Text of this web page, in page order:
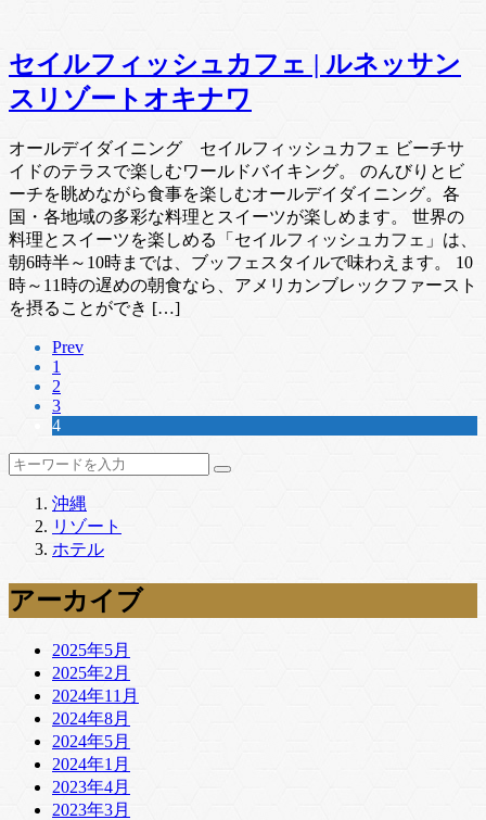
セイルフィッシュカフェ | ルネッサン
スリゾートオキナワ
オールデイダイニング セイルフィッシュカフェ ビーチサ
イドのテラスで楽しむワールドバイキング。 のんびりとビ
ーチを眺めながら食事を楽しむオールデイダイニング。各
国・各地域の多彩な料理とスイーツが楽しめます。 世界の
料理とスイーツを楽しめる「セイルフィッシュカフェ」は、
朝6時半～10時までは、ブッフェスタイルで味わえます。 10
時～11時の遅めの朝食なら、アメリカンブレックファースト
を摂ることができ […]
Prev
1
2
3
4
沖縄
リゾート
ホテル
アーカイブ
2025年5月
2025年2月
2024年11月
2024年8月
2024年5月
2024年1月
2023年4月
2023年3月